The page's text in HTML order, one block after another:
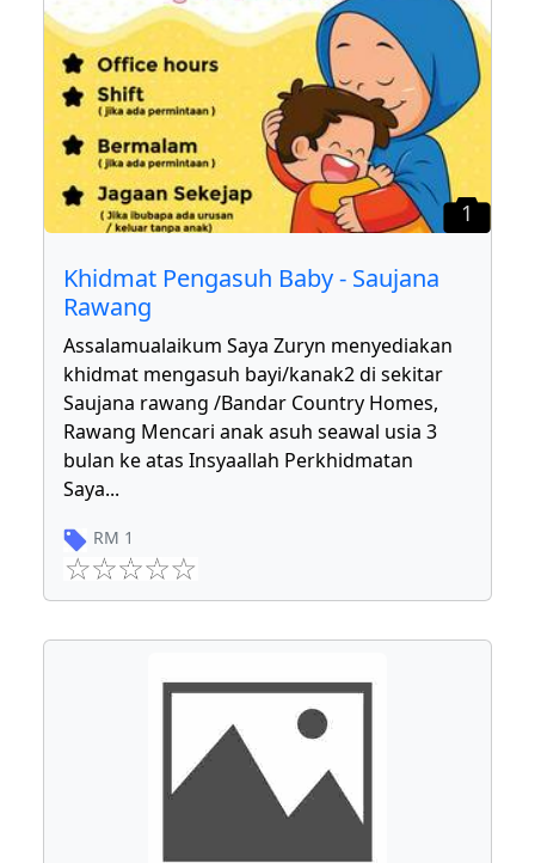
1
Khidmat Pengasuh Baby - Saujana
Rawang
Assalamualaikum Saya Zuryn menyediakan
khidmat mengasuh bayi/kanak2 di sekitar
Saujana rawang /Bandar Country Homes,
Rawang Mencari anak asuh seawal usia 3
bulan ke atas Insyaallah Perkhidmatan
Saya...
RM 1